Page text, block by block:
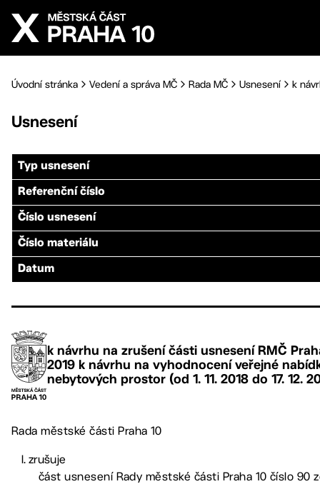
Přejít na hlavní obsah
Úvodní stránka Vedení a správa MČ Rada MČ Usnesení k
Usnesení
Typ usnesení
Referenční číslo
Číslo usnesení
Číslo materiálu
Datum
k návrhu na zrušení části usnesení RMČ
2019 k návrhu na vyhodnocení veřejné
nebytových prostor (od 1. 11. 2018 do 17. 12.
Rada městské části Praha 10
zrušuje
část usnesení Rady městské části Praha 10 číslo 90